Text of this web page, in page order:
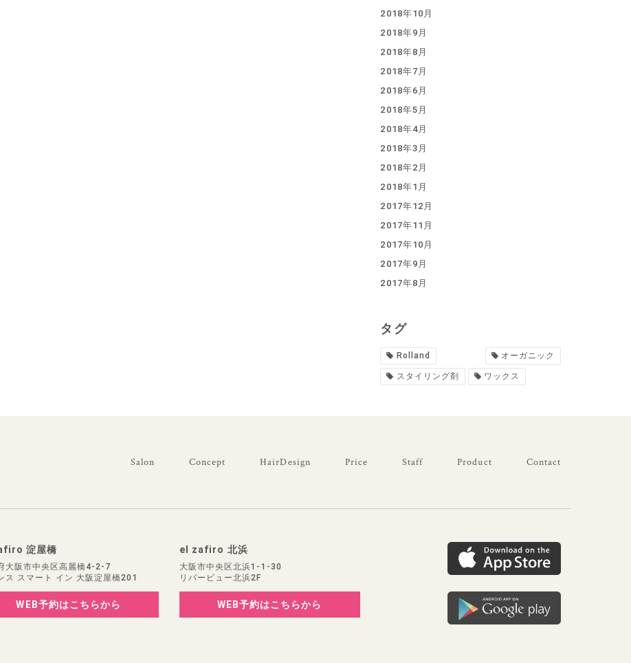
2018年10月
2018年9月
2018年8月
2018年7月
2018年6月
2018年5月
2018年4月
2018年3月
2018年2月
2018年1月
2017年12月
2017年11月
2017年10月
2017年9月
2017年8月
タグ
Rolland オーガニック
スタイリング剤 ワックス
Salon Concept HairDesign Price Staff Product Contact
淀屋橋
大阪市中央区高麗橋4-2-7
ス スマート イン 大阪淀屋橋201
WEB予約はこちらから
el zafiro 北浜
大阪市中央区北浜1-1-30
リバービュー北浜2F
WEB予約はこちらから